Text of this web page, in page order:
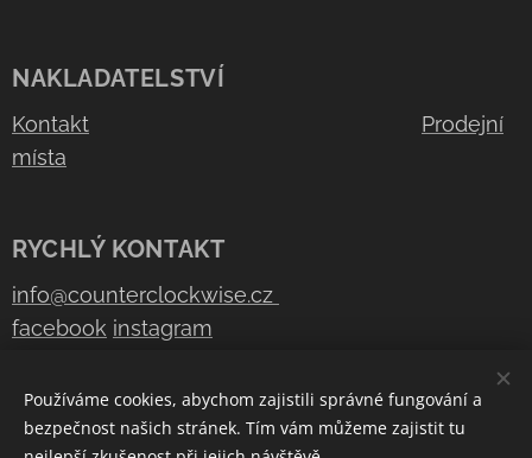
NAKLADATELSTVÍ
Kontakt
Prodejní
místa
RYCHLÝ KONTAKT
info@counterclockwise.cz
facebook instagram
COUNTER CLOCKWISE 2026 Cookies
Používáme cookies, abychom zajistili správné fungování a
bezpečnost našich stránek. Tím vám můžeme zajistit tu